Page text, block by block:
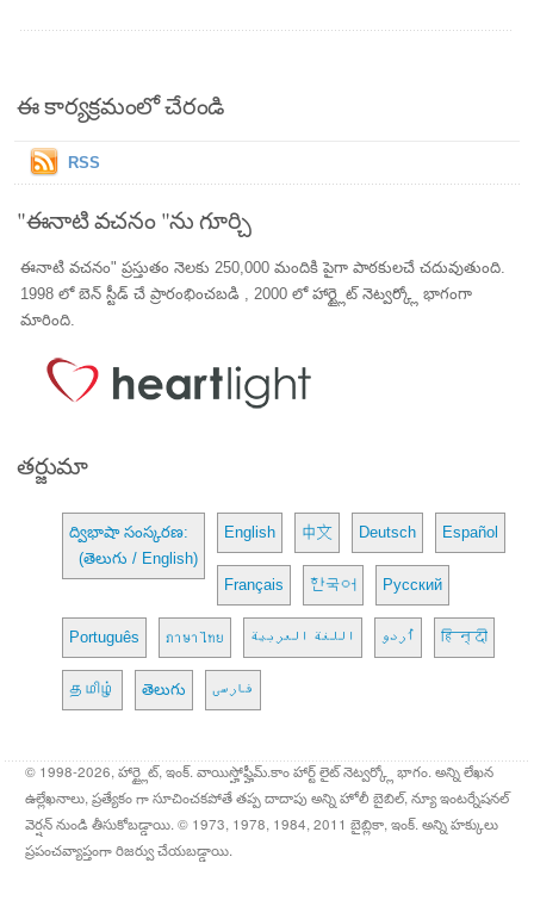
ఈ కార్యక్రమంలో చేరండి
RSS
"ఈనాటి వచనం "ను గూర్చి
ఈనాటి వచనం" ప్రస్తుతం నెలకు 250,000 మందికి పైగా పాఠకులచే చదువుతుంది.
1998 లో బెన్ స్టీడ్ చే ప్రారంభించబడి , 2000 లో హార్ట్లైట్ నెట్వర్క్లో భాగంగా
మారింది.
తర్జుమా
ద్విభాషా సంస్కరణ:
(తెలుగు / English)
English 中文 Deutsch Español
Français 한국어 Русский
Português ภาษาไทย اللغة العربية اُردو हिन्दी
தமிழ் తెలుగు فارسی
© 1998-2026, హార్ట్లైట్, ఇంక్. వాయిస్హోఫ్హీమ్.కాం హార్ట్ లైట్ నెట్వర్క్లో భాగం. అన్ని లేఖన
ఉల్లేఖనాలు, ప్రత్యేకం గా సూచించకపోతే తప్ప దాదాపు అన్ని హోలీ బైబిల్, న్యూ ఇంటర్నేషనల్
వెర్షన్ నుండి తీసుకోబడ్డాయి. © 1973, 1978, 1984, 2011 బైబ్లికా, ఇంక్. అన్ని హక్కులు
ప్రపంచవ్యాప్తంగా రిజర్వు చేయబడ్డాయి.